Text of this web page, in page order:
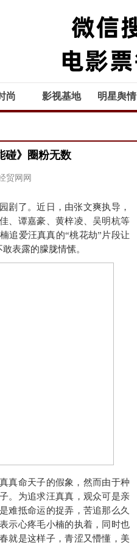
尚 影视基地 明星舆情
碰》圈粉无数
贸网网
剧了。近日，由张文爽执导，
、谭嘉豪、黄梓凌、吴明杭等
追爱汪真真的“桃花劫”片段让
表露的朦胧情愫。
真命天子的假象，然而由于种
。为追求汪真真，观众可是亲
难抵命运的捉弄，苦追那么久
示心疼毛小楠的执着，同时也
就是这样子，青涩又懵懂，美